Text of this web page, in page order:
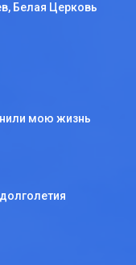
Белая Церковь
мою жизнь